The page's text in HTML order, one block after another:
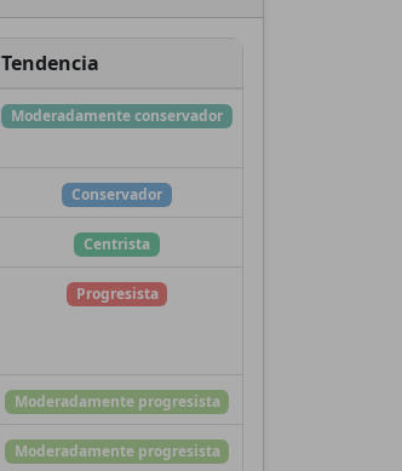
Tendencia
Moderadamente conservador
Conservador
Centrista
Progresista
Moderadamente progresista
Moderadamente progresista